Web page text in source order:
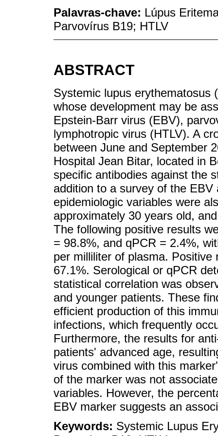
Palavras-chave: Lúpus
Parvovírus B19; HTLV
ABSTRACT
Systemic lupus erythematosus
whose development may be
Epstein-Barr virus (EBV),
lymphotropic virus (HTLV). A
between June and September
Hospital Jean Bitar, located in
specific antibodies against the
addition to a survey of the
epidemiologic variables were
approximately 30 years old,
The following positive results
= 98.8%, and qPCR = 2.4%,
per milliliter of plasma.
67.1%. Serological or qPCR
statistical correlation was
and younger patients. These
efficient production of this
infections, which frequently
Furthermore, the results for
patients' advanced age,
virus combined with this
of the marker was not
variables. However, the
EBV marker suggests an
Keywords: Systemic Lupus